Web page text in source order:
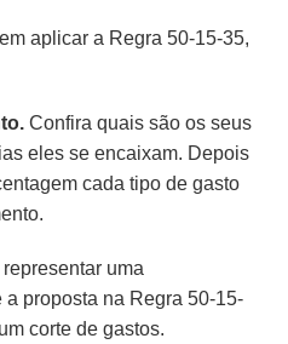
aplicar a Regra 50-15-35,
Confira quais são os seus
eles se encaixam. Depois
cada tipo de gasto
uma
proposta na Regra 50-15-
corte de gastos.